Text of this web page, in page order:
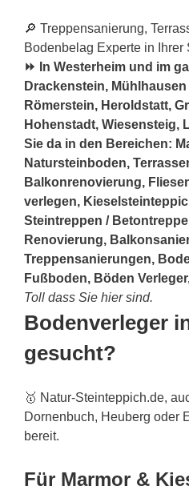
🔎 Treppensanierung,
Bodenbelag Experte in Ihrer
⏩ In Westerheim und im
Drackenstein,
Römerstein, Heroldstatt,
Hohenstadt, Wiesensteig,
Sie da in den Bereichen:
Natursteinboden,
Balkonrenovierung,
verlegen,
Steintreppen /
Renovierung,
Treppensanierungen,
Fußboden, Böden
Toll dass Sie hier sind.
Bodenverleger
gesucht?
🥇 Natur-Steinteppich.de,
Dornenbuch, Heuberg oder
bereit.
Für Marmor &